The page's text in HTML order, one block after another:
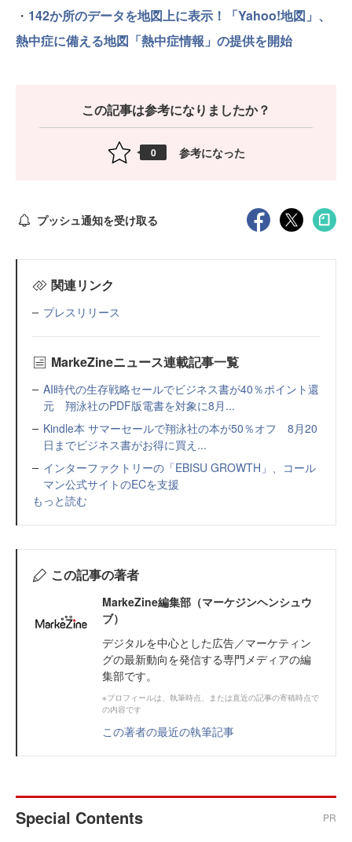
・ 142か所のデータを地図上に表示！「Yahoo!地図」、
熱中症に備える地図「熱中症情報」の提供を開始
この記事は参考になりましたか？
0 参考になった
プッシュ通知を受け取る
関連リンク
プレスリリース
MarkeZineニュース連載記事一覧
AI時代の生存戦略セールでビジネス書が40％ポイント還
元 翔泳社のPDF版電書を対象に8月...
Kindle本 サマーセールで翔泳社の本が50％オフ 8月20
日までビジネス書がお得に買え...
インターファクトリーの「EBISU GROWTH」、コール
マン公式サイトのECを支援
もっと読む
この記事の著者
MarkeZine編集部（マーケジンヘンシュウ
ブ）
デジタルを中心とした広告／マーケティン
グの最新動向を発信する専門メディアの編
集部です。
※プロフィールは、執筆時点、または直近の記事の寄稿時点で
の内容です
この著者の最近の執筆記事
Special Contents PR